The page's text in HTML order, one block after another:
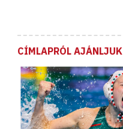
CÍMLAPRÓL AJÁNLJUK